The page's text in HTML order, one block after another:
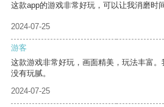
这款app的游戏非常好玩，可以让我消磨时间
2024-07-25
游客
这款游戏非常好玩，画面精美，玩法丰富
没有玩腻。
2024-07-25